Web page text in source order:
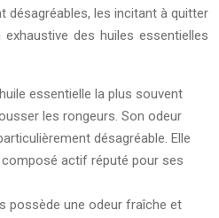
désagréables, les incitant à quitter
des huiles essentielles
essentielle la plus souvent
les rongeurs. Son odeur
désagréable. Elle
actif réputé pour ses
possède une odeur fraîche et